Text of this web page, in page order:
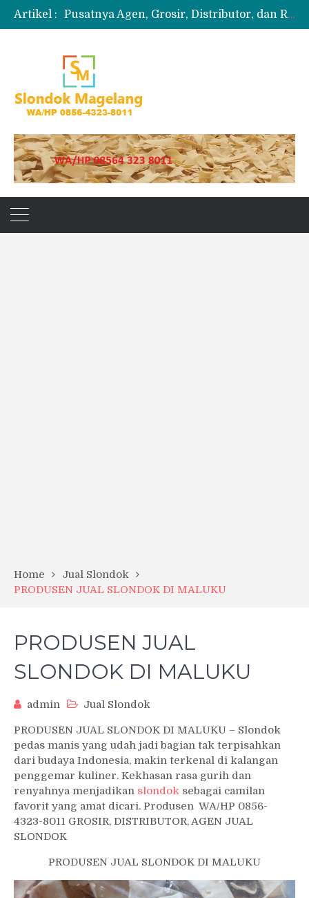
Artikel :
Pusatnya Agen, Grosir, Distributor, dan Reseller Puyur Koin
Produksi Slondok
Jual Puyur Koin Mentah 1 Ball 5 kg
Home
Jual Slondok
PRODUSEN JUAL SLONDOK DI MALUKU
PRODUSEN JUAL
SLONDOK DI MALUKU
admin Jual Slondok
PRODUSEN JUAL SLONDOK DI MALUKU – Slondok
pedas manis yang udah jadi bagian tak terpisahkan
dari budaya Indonesia, makin terkenal di kalangan
penggemar kuliner. Kekhasan rasa gurih dan
renyahnya menjadikan slondok sebagai camilan
favorit yang amat dicari. Produsen WA/HP 0856-
4323-8011 GROSIR, DISTRIBUTOR, AGEN JUAL
SLONDOK
PRODUSEN JUAL SLONDOK DI MALUKU